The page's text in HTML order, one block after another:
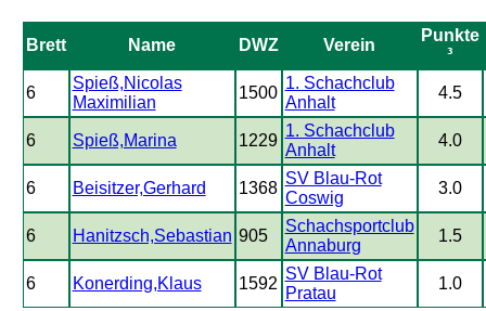
Brett Name DWZ Verein
Punkte
³
6
Spieß,Nicolas
Maximilian
1500
1. Schachclub
Anhalt
4.5
6 Spieß,Marina 1229
1. Schachclub
Anhalt
4.0
6 Beisitzer,Gerhard 1368
SV Blau-Rot
Coswig
3.0
6 Hanitzsch,Sebastian 905
Schachsportclub
Annaburg
1.5
6 Konerding,Klaus 1592
SV Blau-Rot
Pratau
1.0